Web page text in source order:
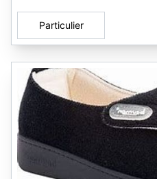
Particulier